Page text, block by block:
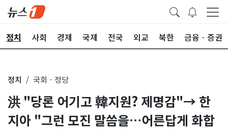
정치 사회 경제 국제 전국 외교 북한 금융ㆍ증권
정치 국회ㆍ정당
洪 "당론 어기고 韓지원? 제명감"→ 한
지아 "그런 모진 말씀을…어른답게 화합